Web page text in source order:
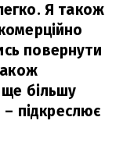
Я також
повернути
більшу
– підкреслює